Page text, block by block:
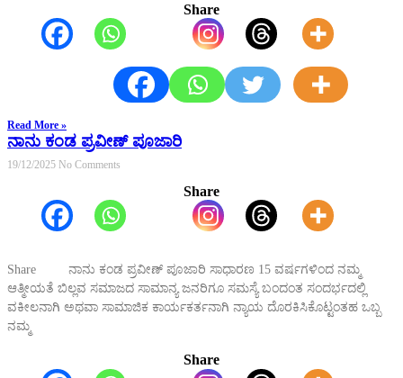
Share
Read More »
ನಾನು ಕಂಡ ಪ್ರವೀಣ್ ಪೂಜಾರಿ
19/12/2025 No Comments
Share
Share ನಾನು ಕಂಡ ಪ್ರವೀಣ್ ಪೂಜಾರಿ ಸಾಧಾರಣ 15 ವರ್ಷಗಳಿಂದ ನಮ್ಮ
ಆತ್ಮೀಯತೆ ಬಿಲ್ಲವ ಸಮಾಜದ ಸಾಮಾನ್ಯ ಜನರಿಗೂ ಸಮಸ್ಯೆ ಬಂದಂತ ಸಂದರ್ಭದಲ್ಲಿ
ವಕೀಲನಾಗಿ ಅಥವಾ ಸಾಮಾಜಿಕ ಕಾರ್ಯಕರ್ತನಾಗಿ ನ್ಯಾಯ ದೊರಕಿಸಿಕೊಟ್ಟಂತಹ ಒಬ್ಬ
ನಮ್ಮ
Share